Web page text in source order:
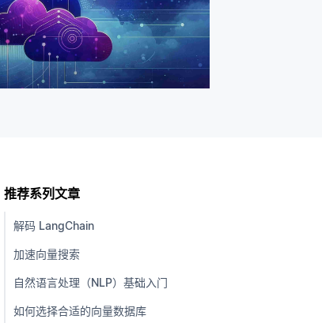
推荐系列文章
解码 LangChain
加速向量搜索
自然语言处理（NLP）基础入门
如何选择合适的向量数据库